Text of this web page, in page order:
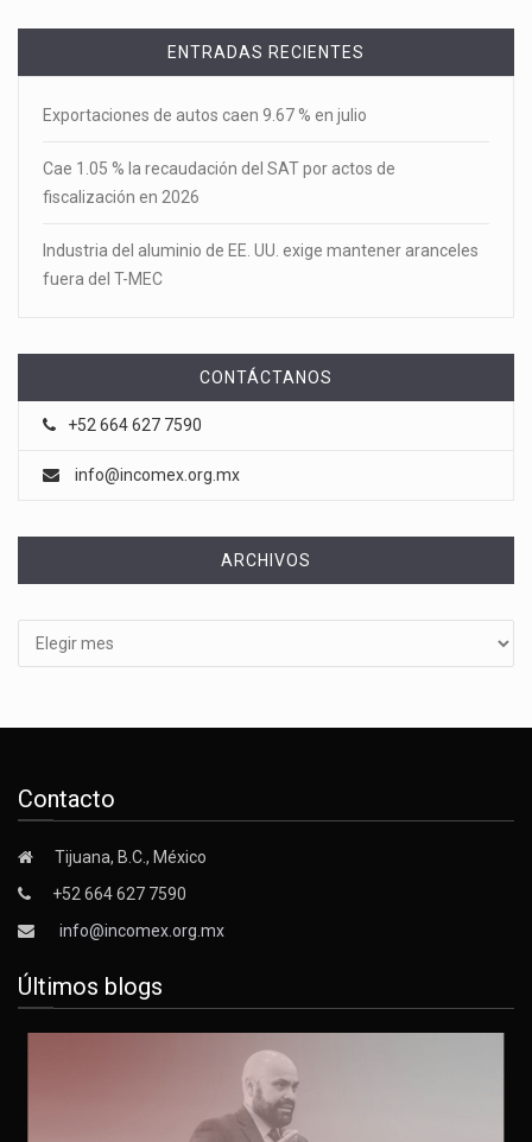
ENTRADAS RECIENTES
Exportaciones de autos caen 9.67 % en julio
Cae 1.05 % la recaudación del SAT por actos de
fiscalización en 2026
Industria del aluminio de EE. UU. exige mantener aranceles
fuera del T-MEC
CONTÁCTANOS
+52 664 627 7590
info@incomex.org.mx
ARCHIVOS
Contacto
Tijuana, B.C., México
+52 664 627 7590
info@incomex.org.mx
Últimos blogs